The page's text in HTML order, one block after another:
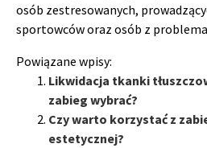
osób zestresowanych,
sportowców oraz osób z
Powiązane wpisy:
Likwidacja tkanki
zabieg wybrać?
Czy warto korzystać z
estetycznej?